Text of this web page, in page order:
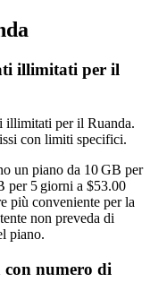
illimitati per il
illimitati per il Ruanda.
con limiti specifici.
un piano da 10 GB per
per 5 giorni a $53.00
più conveniente per la
non preveda di
piano.
numero di